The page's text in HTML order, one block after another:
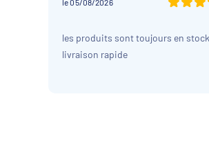
le 05/08/2026
les produits sont toujours en
livraison rapide